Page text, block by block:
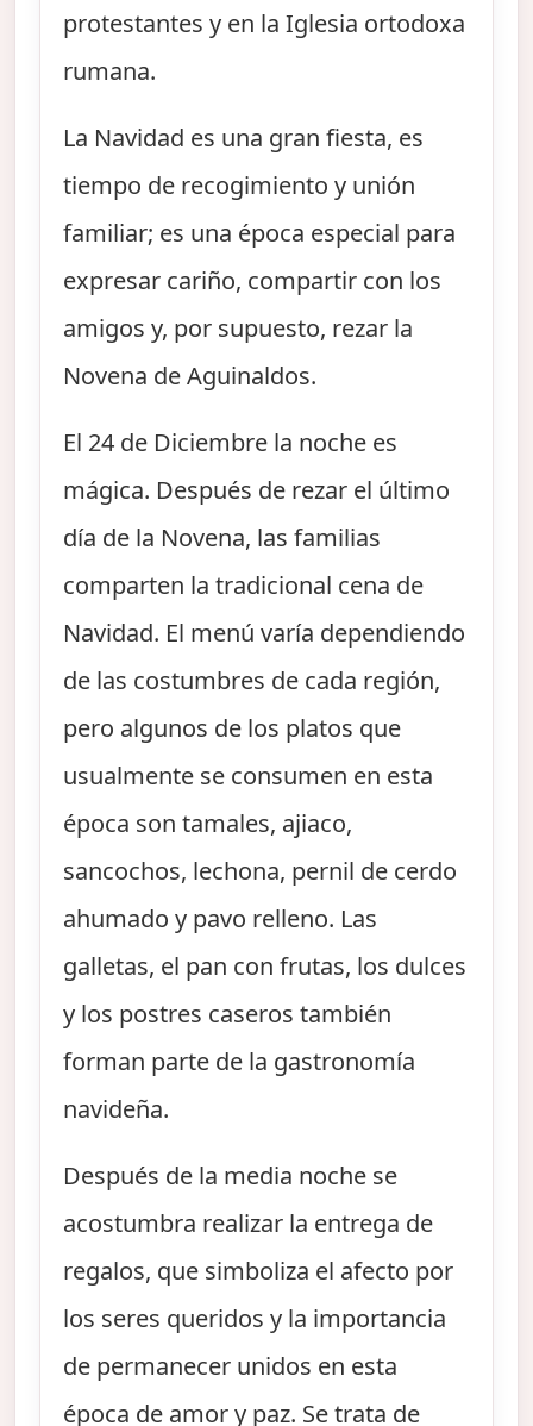
protestantes y en la Iglesia ortodoxa
rumana.
La Navidad es una gran fiesta, es
tiempo de recogimiento y unión
familiar; es una época especial para
expresar cariño, compartir con los
amigos y, por supuesto, rezar la
Novena de Aguinaldos.
El 24 de Diciembre la noche es
mágica. Después de rezar el último
día de la Novena, las familias
comparten la tradicional cena de
Navidad. El menú varía dependiendo
de las costumbres de cada región,
pero algunos de los platos que
usualmente se consumen en esta
época son tamales, ajiaco,
sancochos, lechona, pernil de cerdo
ahumado y pavo relleno. Las
galletas, el pan con frutas, los dulces
y los postres caseros también
forman parte de la gastronomía
navideña.
Después de la media noche se
acostumbra realizar la entrega de
regalos, que simboliza el afecto por
los seres queridos y la importancia
de permanecer unidos en esta
época de amor y paz. Se trata de